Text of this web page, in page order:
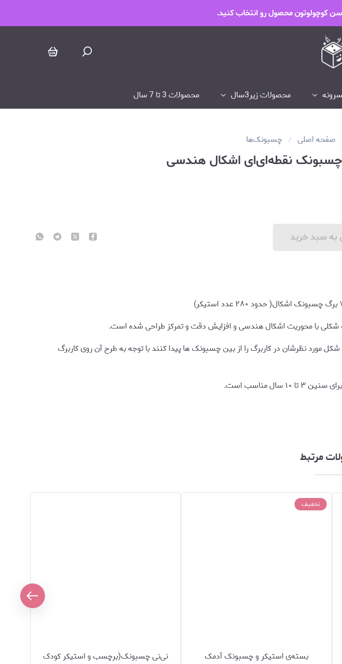
سن کوچولوتون محصول رو انتخاب کنید.
محصولات زیر3سال محصولات 3 تا 7 سال
صفحه اصلی چسبونک‌ها
نقطه‌ای‌ای اشکال هندسی
به سبد خرید
با محوریت اشکال هندسی و افزایش دقت و تمرکز طراحی شده است.
شکل مورد نظرشان در کاربرگ را از بین چسبونک ها پیدا کنند با توجه به طرح آن روی کاربرگ
۱۰ سال مناسب است.
مرتبط
تخفیف
بسته‌ی استیکر و چسبونک آدمک
نی‌نی چسبونک(برچسب و استیکر کودک